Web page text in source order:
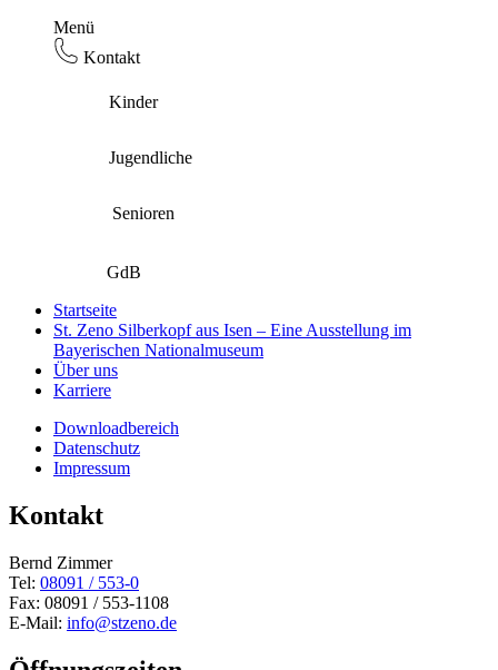
Menü
Kontakt
Kinder
Jugendliche
Senioren
GdB
Startseite
St. Zeno Silberkopf aus Isen – Eine Ausstellung im
Bayerischen Nationalmuseum
Über uns
Karriere
Downloadbereich
Datenschutz
Impressum
Kontakt
Bernd Zimmer
Tel: 08091 / 553-0
Fax: 08091 / 553-1108
E-Mail: info@stzeno.de